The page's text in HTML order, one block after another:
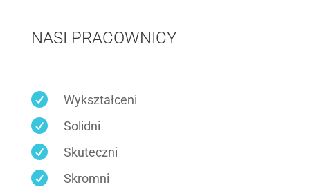
NASI PRACOWNICY
 Wykształceni
 Solidni
 Skuteczni
 Skromni